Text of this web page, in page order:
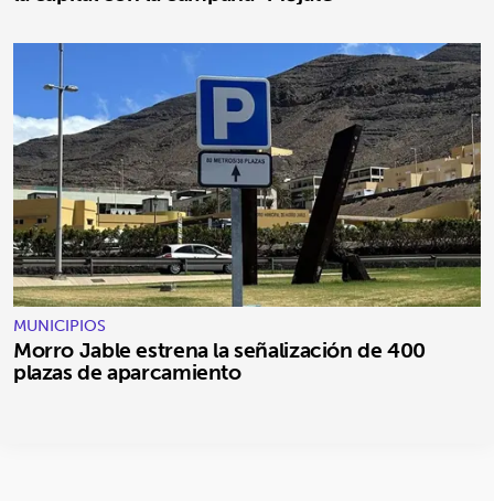
MUNICIPIOS
Morro Jable estrena la señalización de 400
plazas de aparcamiento